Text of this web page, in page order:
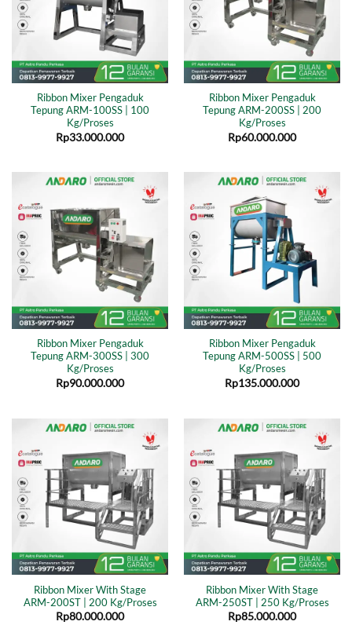
Ribbon Mixer Pengaduk
Tepung ARM-100SS | 100
Kg/Proses
Rp33.000.000
Ribbon Mixer Pengaduk
Tepung ARM-200SS | 200
Kg/Proses
Rp60.000.000
Ribbon Mixer Pengaduk
Tepung ARM-300SS | 300
Kg/Proses
Rp90.000.000
Ribbon Mixer Pengaduk
Tepung ARM-500SS | 500
Kg/Proses
Rp135.000.000
Ribbon Mixer With Stage
ARM-200ST | 200 Kg/Proses
Rp80.000.000
Ribbon Mixer With Stage
ARM-250ST | 250 Kg/Proses
Rp85.000.000